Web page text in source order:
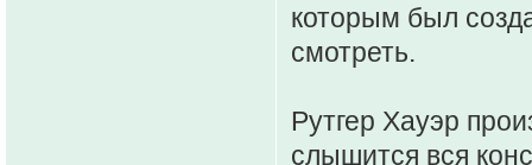
которым был
смотреть.
Рутгер Хауэр
слышится вся